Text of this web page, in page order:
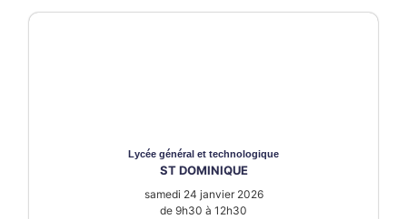
Lycée général et technologique
ST DOMINIQUE
samedi 24 janvier 2026
de 9h30 à 12h30